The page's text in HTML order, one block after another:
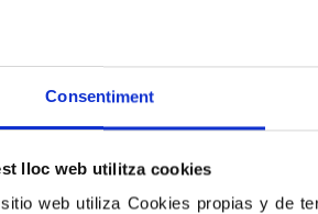
Consentiment
lloc web utilitza cookies
web utiliza Cookies propias y de
MENÚ